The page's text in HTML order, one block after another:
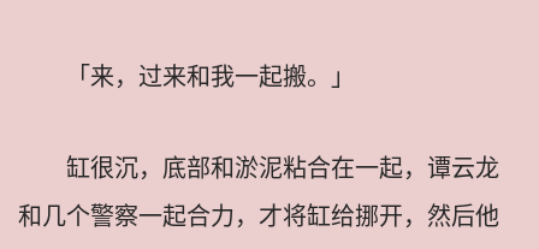
「来，过来和我一起搬。」
缸很沉，底部和淤泥粘合在一起，谭云龙
和几个警察一起合力，才将缸给挪开，然后他